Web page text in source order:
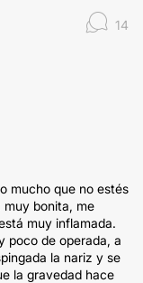
14
mucho que no estés
muy bonita, me
muy inflamada.
poco de operada, a
la nariz y se
la gravedad hace